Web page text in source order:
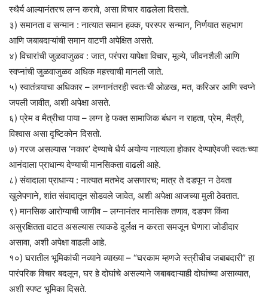
स्थैर्य आल्यानंतरच लग्न करावे, असा विचार वाढलेला दिसतो.
३) समानता व सन्मान : नात्यात समान हक्क, परस्पर सन्मान, निर्णयात सहभाग
आणि जबाबदाऱ्यांची समान वाटणी अपेक्षित असते.
४) विचारांची जुळवाजुळव : जात, परंपरा यापेक्षा विचार, मूल्ये, जीवनशैली आणि
स्वप्नांची जुळवाजुळव अधिक महत्त्वाची मानली जाते.
५) स्वातंत्र्याचा अधिकार – लग्नानंतरही स्वतःची ओळख, मत, करिअर आणि स्वप्ने
जपली जावीत, अशी अपेक्षा असते.
६) प्रेम व मैत्रीचा पाया – लग्न हे फक्त सामाजिक बंधन न राहता, प्रेम, मैत्री,
विश्वास असा दृष्टिकोन दिसतो.
७) गरज असल्यास ‘नकार’ देण्याचे धैर्य अयोग्य नात्याला होकार देण्याऐवजी स्वतःच्या
आनंदाला प्राधान्य देण्याची मानसिकता वाढली आहे.
८) संवादाला प्राधान्य : नात्यात मतभेद असणारच; मात्र ते दडपून न ठेवता
खुलेपणाने, शांत संवादातून सोडवले जावेत, अशी अपेक्षा आजच्या मुली ठेवतात.
९) मानसिक आरोग्याची जाणीव – लग्नानंतर मानसिक तणाव, दडपण किंवा
असुरक्षितता वाटत असल्यास त्याकडे दुर्लक्ष न करता समजून घेणारा जोडीदार
असावा, अशी अपेक्षा वाढली आहे.
१०) घरातील भूमिकांची नव्याने व्याख्या – “घरकाम म्हणजे स्त्रीचीच जबाबदारी” हा
पारंपरिक विचार बदलून, घर हे दोघांचे असल्याने जबाबदाऱ्याही दोघांच्या असाव्यात,
अशी स्पष्ट भूमिका दिसते.